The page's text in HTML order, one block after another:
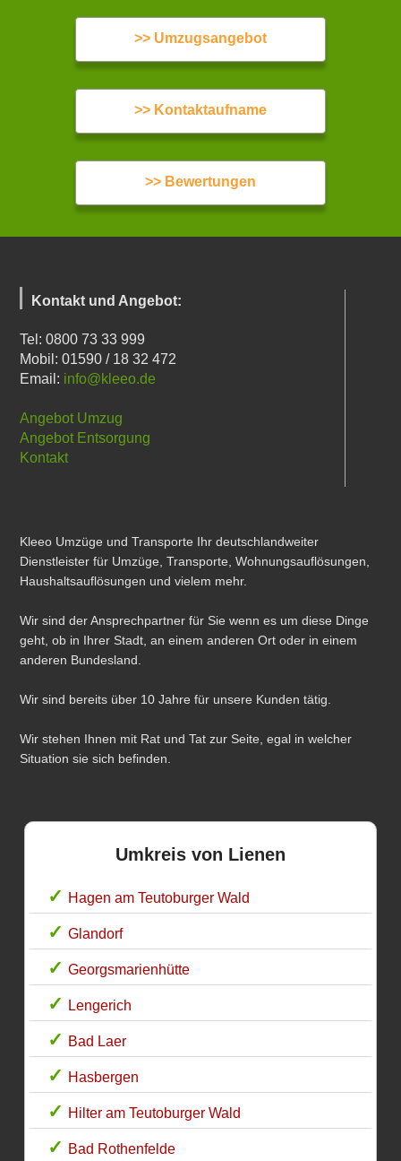
>> Umzugsangebot
>> Kontaktaufname
>> Bewertungen
Kontakt und Angebot:
Tel: 0800 73 33 999
Mobil: 01590 / 18 32 472
Email: info@kleeo.de
Angebot Umzug
Angebot Entsorgung
Kontakt
Kleeo Umzüge und Transporte Ihr deutschlandweiter
Dienstleister für Umzüge, Transporte, Wohnungsauflösungen,
Haushaltsauflösungen und vielem mehr.
Wir sind der Ansprechpartner für Sie wenn es um diese Dinge
geht, ob in Ihrer Stadt, an einem anderen Ort oder in einem
anderen Bundesland.
Wir sind bereits über 10 Jahre für unsere Kunden tätig.
Wir stehen Ihnen mit Rat und Tat zur Seite, egal in welcher
Situation sie sich befinden.
Umkreis von Lienen
Hagen am Teutoburger Wald
Glandorf
Georgsmarienhütte
Lengerich
Bad Laer
Hasbergen
Hilter am Teutoburger Wald
Bad Rothenfelde